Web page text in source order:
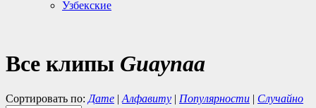
Узбекские
Все клипы Guaynaa
Сортировать по: Дате | Алфавиту | Популярности | Случайно